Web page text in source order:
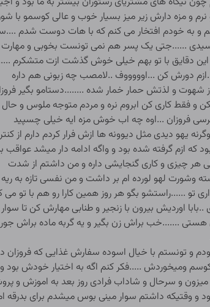
و مزه دارش زیر میز بسیار خوب و عالی کوسمو با
و به خودم افتخار می کنم که با هات دوست شدم
......جتی یک پسر هم نمی تونست بخوبی و مهارت
دقایق با تو بهم خیلی خوش گذشت ازت متشکرم
دورش کن ...اوووووف ..لامصب چه زبونی هم داره
شهوت و لذتش حمار خمار شده ........دستامو بگیر
و فقط کاری کن ابروم نره و مردم متوجه ملوس و حال
فروزان ...اوه چه اب خوش مزه ایه خیلی چسپید
یهو دیدی مثل دیوونه ها ازش فرار کردم دارم از
ازم گرفته شده بود و واگه ادامه دار میشد عواقب
هر چیزی و کاری گنجایشی داره و من داشتم از شدت
وشورت لهو لورده ام بر داشت و من نفسی تازه به ریه
......راستشو بگو هر روز همین کارا رو هم با تو می
اوردیش بیرون با زنجیر و طنابی مهارش کن تا سوار
.......خب براش زن بگیر و یه گربه ماده براش جور
و تونستم با خیال اسوده سفارش غذایی که فروزان
ومیخوردش .....فکر کنم اگه به اختیار خودش بود و
و سرحال و شاداب فرادی روز بعد به اموزش و
.....همه وسایلم اماده بود و وقتیکه داشتم سوار مینی بوس میشدم برای بدرقه